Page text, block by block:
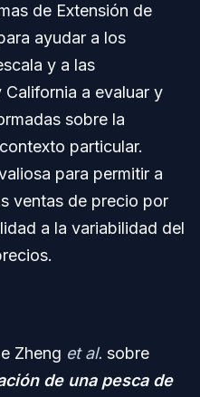
de Extensión de
ayudar a los
y a las
a evaluar y
sobre la
particular.
para permitir a
ventas de precio por
a la variabilidad del
Zheng et al. sobre
de una pesca de